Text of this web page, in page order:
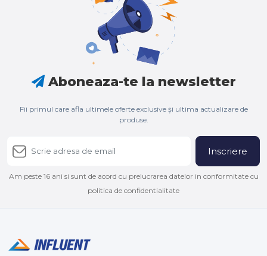
Aboneaza-te la newsletter
Fii primul care afla ultimele oferte exclusive și ultima actualizare de
produse.
Inscriere
Am peste 16 ani si sunt de acord cu prelucrarea datelor in conformitate cu
politica de confidentialitate